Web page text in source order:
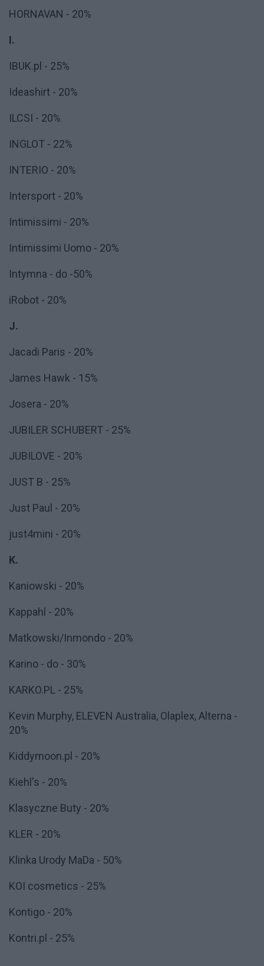
HORNAVAN - 20%
I.
IBUK.pl - 25%
Ideashirt - 20%
ILCSI - 20%
INGLOT - 22%
INTERIO - 20%
Intersport - 20%
Intimissimi - 20%
Intimissimi Uomo - 20%
Intymna - do -50%
iRobot - 20%
J.
Jacadi Paris - 20%
James Hawk - 15%
Josera - 20%
JUBILER SCHUBERT - 25%
JUBILOVE - 20%
JUST B - 25%
Just Paul - 20%
just4mini - 20%
K.
Kaniowski - 20%
Kappahl - 20%
Matkowski/Inmondo - 20%
Karino - do - 30%
KARKO.PL - 25%
Kevin Murphy, ELEVEN Australia, Olaplex, Alterna -
20%
Kiddymoon.pl - 20%
Kiehl's - 20%
Klasyczne Buty - 20%
KLER - 20%
Klinka Urody MaDa - 50%
KOI cosmetics - 25%
Kontigo - 20%
Kontri.pl - 25%